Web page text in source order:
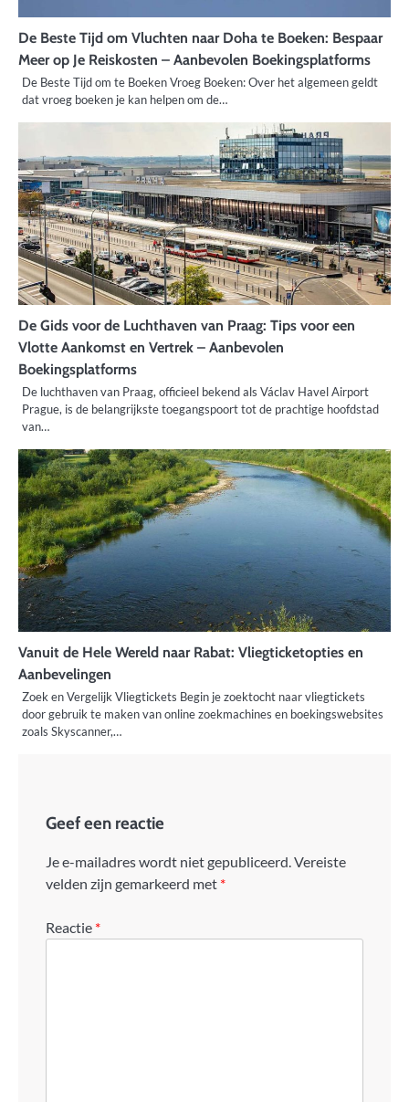
De Beste Tijd om Vluchten naar Doha te Boeken: Bespaar
Meer op Je Reiskosten – Aanbevolen Boekingsplatforms
De Beste Tijd om te Boeken Vroeg Boeken: Over het algemeen geldt
dat vroeg boeken je kan helpen om de…
De Gids voor de Luchthaven van Praag: Tips voor een
Vlotte Aankomst en Vertrek – Aanbevolen
Boekingsplatforms
De luchthaven van Praag, officieel bekend als Václav Havel Airport
Prague, is de belangrijkste toegangspoort tot de prachtige hoofdstad
van…
Vanuit de Hele Wereld naar Rabat: Vliegticketopties en
Aanbevelingen
Zoek en Vergelijk Vliegtickets Begin je zoektocht naar vliegtickets
door gebruik te maken van online zoekmachines en boekingswebsites
zoals Skyscanner,…
Geef een reactie
Je e-mailadres wordt niet gepubliceerd.Vereiste
velden zijn gemarkeerd met *
Reactie *